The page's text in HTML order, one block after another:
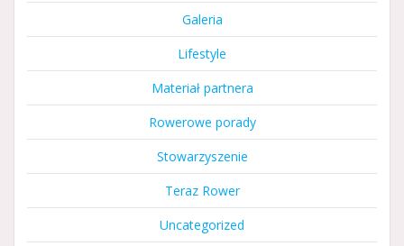
Galeria
Lifestyle
Materiał partnera
Rowerowe porady
Stowarzyszenie
Teraz Rower
Uncategorized